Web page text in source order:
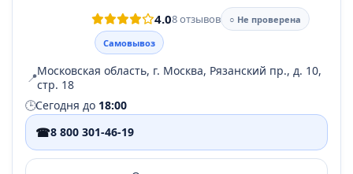
4.08 отзывов
○ Не проверена
Самовывоз
📍Московская область, г. Москва, Рязанский пр., д. 10,
стр. 18
🕒Сегодня до 18:00
☎8 800 301-46-19